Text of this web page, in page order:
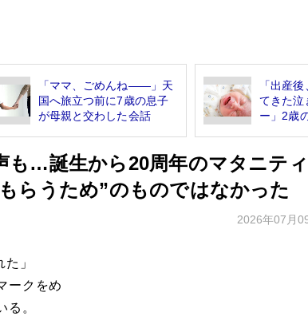
「ママ、ごめんね――」天
国へ旅立つ前に7歳の息子
が母親と交わした会話
「出産
てきた泣
ー」2歳
も…誕生から20周年のマタニティ
らうため”のものではなかった
2026年07月
」
ークをめ
る。